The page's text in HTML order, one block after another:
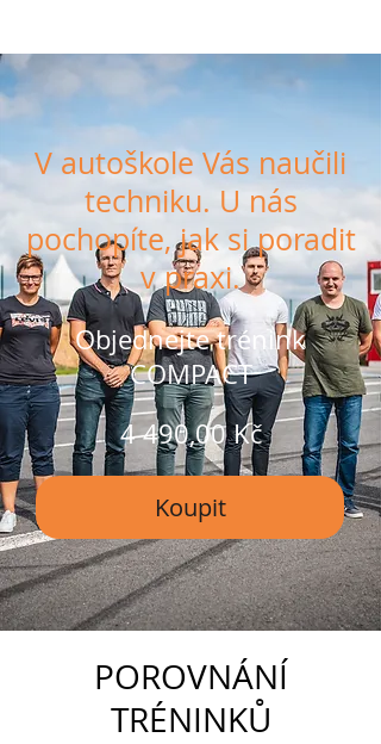
V autoškole Vás naučili
techniku. U nás
pochopíte, jak si poradit
v praxi.
Objednejte trénink
COMPACT
4 490,00 Kč
Koupit
POROVNÁNÍ
TRÉNINKŮ